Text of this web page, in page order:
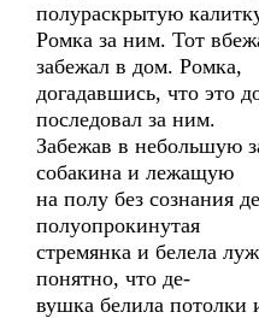
полураскрытую
Ромка за ним. Тот
забежал в дом. Ромка,
догадавшись, что это
последовал за ним.
Забежав в небольшую
собакина и лежащую
на полу без сознания
полуопрокинутая
стремянка и белела
понятно, что де-
вушка белила потолки